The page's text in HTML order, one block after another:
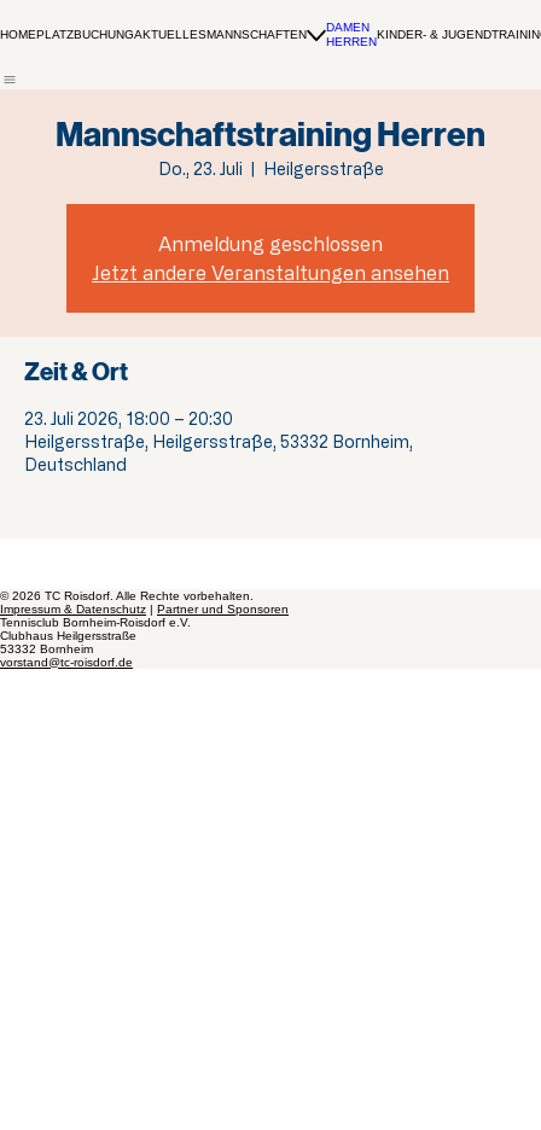
HOMEPLATZBUCHUNGAKTUELLESMANNSCHAFTEN
DAMEN
HERREN
KINDER- &
Mannschaftstraining Herren
Do., 23. Juli Heilgersstraße
Anmeldung geschlossen
Jetzt andere Veranstaltungen ansehen
Zeit & Ort
23. Juli 2026, 18:00 – 20:30
Heilgersstraße, Heilgersstraße, 53332 Bornheim,
Deutschland
© 2026 TC Roisdorf. Alle Rechte vorbehalten.
Impressum & Datenschutz | Partner und Sponsoren
Tennisclub Bornheim-Roisdorf e.V.
Clubhaus Heilgersstraße
53332 Bornheim
vorstand@tc-roisdorf.de